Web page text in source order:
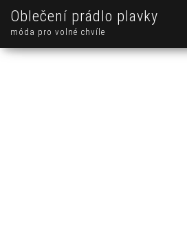
Oblečení prádlo plavky
móda pro volné chvíle